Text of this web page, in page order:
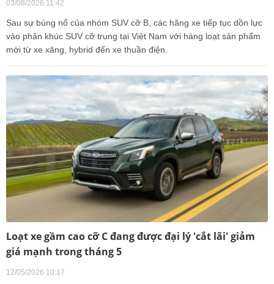
03/08/2026 11:42
Sau sự bùng nổ của nhóm SUV cỡ B, các hãng xe tiếp tục dồn lực
vào phân khúc SUV cỡ trung tại Việt Nam với hàng loạt sản phẩm
mới từ xe xăng, hybrid đến xe thuần điện.
Loạt xe gầm cao cỡ C đang được đại lý 'cắt lãi' giảm
giá mạnh trong tháng 5
12/05/2026 10:17